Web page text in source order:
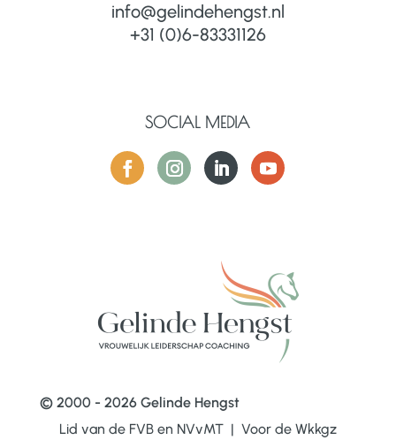
info@gelindehengst.nl
+31 (0)6-83331126
SOCIAL MEDIA
© 2000 - 2026 Gelinde Hengst
Lid van de FVB en NVvMT | Voor de Wkkgz